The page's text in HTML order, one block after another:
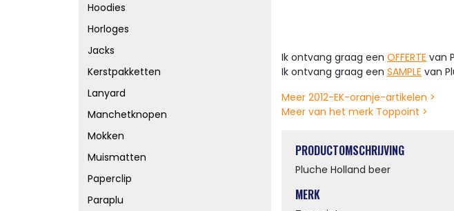
Hoodies
Horloges
Jacks
Kerstpakketten
Lanyard
Manchetknopen
Mokken
Muismatten
Paperclip
Paraplu
Ik ontvang graag een OFFERTE van
Ik ontvang graag een SAMPLE van
Meer 2012-EK-oranje-artikelen >
Meer van het merk Toppoint >
PRODUCTOMSCHRIJVING
Pluche Holland beer
MERK